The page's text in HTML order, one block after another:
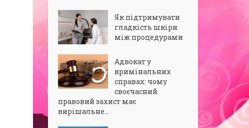
Як підтримувати
гладкість шкіри
між процедурами
Адвокат у
кримінальних
справах: чому
своєчасний
правовий захист має
вирішальне...